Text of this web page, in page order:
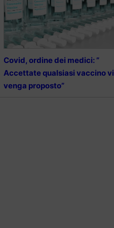
Covid, ordine dei medici: ”
Accettate qualsiasi vaccino vi
venga proposto”